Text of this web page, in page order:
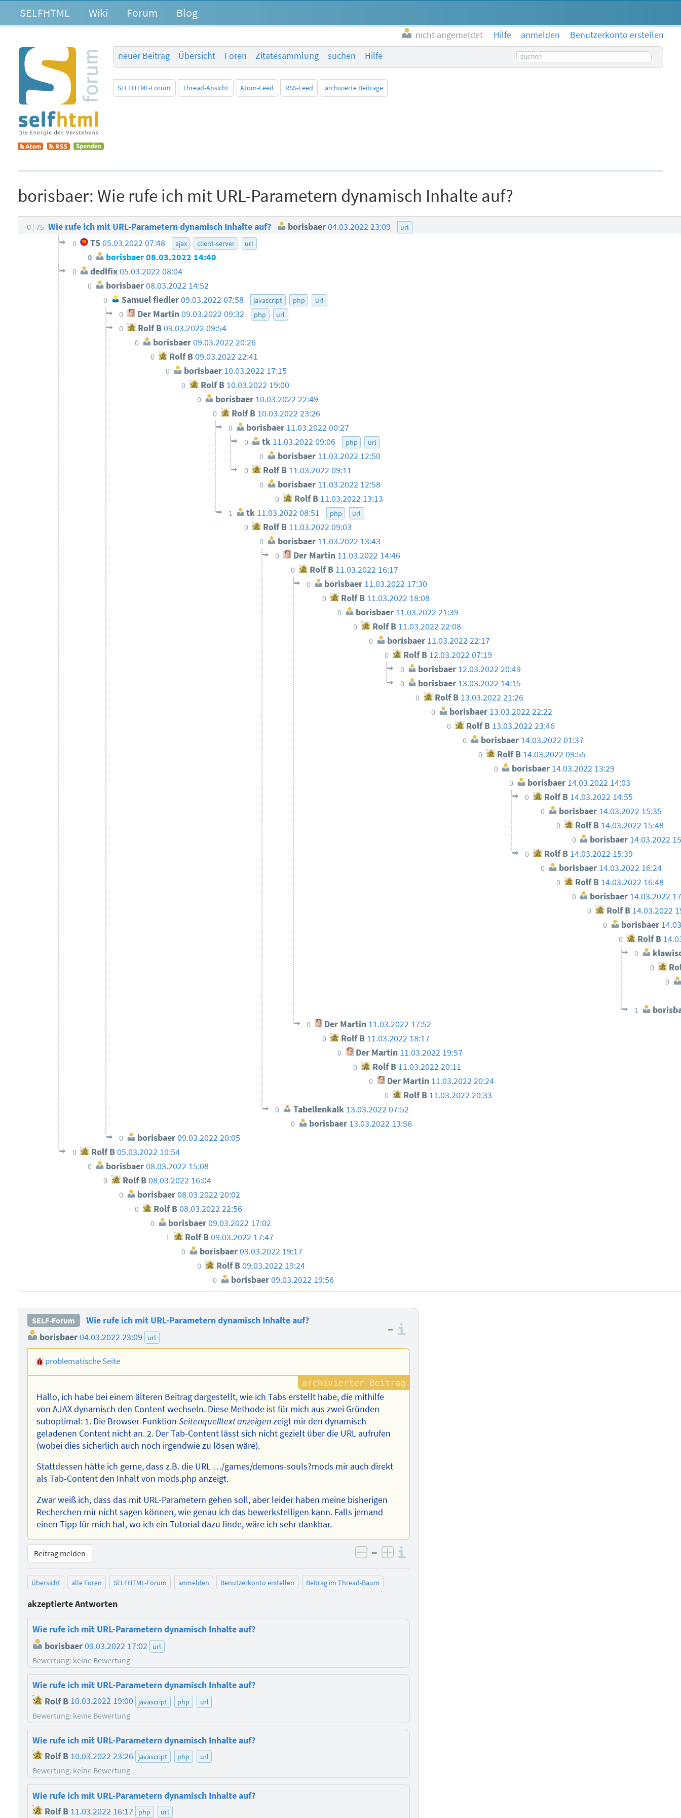
SELFHTML Wiki Forum Blog
nicht angemeldet Hilfe anmelden
Benutzerkonto erstellen
neuer Beitrag
Übersicht Foren Zitatesammlung suchen Hilfe Suchbegriff
SELFHTML-Forum Thread-Ansicht Atom-Feed RSS-Feed archivierte Beiträge
borisbaer: Wie rufe ich mit URL-Parametern dynamisch Inhalte auf?
0 75 Wie rufe ich mit URL-Parametern dynamisch Inhalte auf? borisbaer04.03.2022 23:09 url
0 TS05.03.2022 07:48 ajax client-server url
0 borisbaer08.03.2022 14:40
0 dedlfix05.03.2022 08:04
0 borisbaer08.03.2022 14:52
0 Samuel fiedler09.03.2022 07:58 javascript php url
0 Der Martin09.03.2022 09:32 php url
0 Rolf B 09.03.2022 09:54
0 borisbaer 09.03.2022 20:26
0 Rolf B09.03.2022 22:41
0 borisbaer 10.03.2022 17:15
0 Rolf B 10.03.2022 19:00
0 borisbaer 10.03.2022 22:49
0 Rolf B 10.03.2022 23:26
0 borisbaer 11.03.2022 00:27
0 tk 11.03.2022 09:06 php url
0 borisbaer 11.03.2022 12:50
0 Rolf B 11.03.2022 09:11
0 borisbaer 11.03.2022 12:58
0 Rolf B 11.03.2022 13:13
1 tk 11.03.2022 08:51 php url
0 Rolf B 11.03.2022 09:03
0 borisbaer 11.03.2022 13:43
0 Der Martin 11.03.2022 14:46
0 Rolf B 11.03.2022 16:17
0 borisbaer 11.03.2022 17:30
0 Rolf B 11.03.2022 18:08
0 borisbaer 11.03.2022 21:39
0 Rolf B 11.03.2022 22:08
0 borisbaer 11.03.2022 22:17
0 Rolf B 12.03.2022 07:19
0 borisbaer 12.03.2022 20:49
0 borisbaer 13.03.2022 14:15
0 Rolf B 13.03.2022 21:26
0 borisbaer 13.03.2022 22:22
0 Rolf B 13.03.2022 23:46
0 borisbaer 14.03.2022 01:37
0 Rolf B 14.03.2022 09:55
0 borisbaer 14.03.2022 13:29
0 borisbaer 14.03.2022 14:03
0 Rolf B 14.03.2022 14:55
0 borisbaer 14.03.2022 15:35
0 Rolf B 14.03.2022 15:48
0 borisbaer 14.03.2022
0 Rolf B 14.03.2022 15:39
0 borisbaer 14.03.2022 16:24
0 Rolf B 14.03.2022 16:48
0 borisbaer 14.03.2022
0 Rolf B 14.03.2022
0 borisbaer
0 Rolf B
0
0
0
1
0 Der Martin 11.03.2022 17:52
0 Rolf B 11.03.2022 18:17
0 Der Martin 11.03.2022 19:57
0 Rolf B 11.03.2022 20:11
0 Der Martin 11.03.2022 20:24
0 Rolf B 11.03.2022 20:33
0 Tabellenkalk 13.03.2022 07:52
0 borisbaer 13.03.2022 13:56
0 borisbaer09.03.2022 20:05
0 Rolf B05.03.2022 10:54
0 borisbaer08.03.2022 15:08
0 Rolf B08.03.2022 16:04
0 borisbaer08.03.2022 20:02
0 Rolf B08.03.2022 22:56
0 borisbaer09.03.2022 17:02
1 Rolf B09.03.2022 17:47
0 borisbaer09.03.2022 19:17
0 Rolf B 09.03.2022 19:24
0 borisbaer09.03.2022 19:56
SELF-Forum
Wie rufe ich mit URL-Parametern dynamisch Inhalte auf?
borisbaer04.03.2022 23:09 url
–
problematische Seite
Hallo, ich habe bei einem älteren Beitrag dargestellt, wie ich Tabs erstellt habe, die mithilfe
von AJAX dynamisch den Content wechseln. Diese Methode ist für mich aus zwei Gründen
suboptimal: 1. Die Browser-FunktionSeitenquelltext anzeigenzeigt mir den dynamisch
geladenen Content nicht an. 2. Der Tab-Content lässt sich nicht gezielt über die URL aufrufen
(wobei dies sicherlich auch noch irgendwie zu lösen wäre).
Stattdessen hätte ich gerne, dass z.B. die URL …/games/demons-souls?mods mir auch direkt
als Tab-Content den Inhalt von mods.php anzeigt.
Zwar weiß ich, dass das mit URL-Parametern gehen soll, aber leider haben meine bisherigen
Recherchen mir nicht sagen können, wie genau ich das bewerkstelligen kann. Falls jemand
einen Tipp für mich hat, wo ich ein Tutorial dazu finde, wäre ich sehr dankbar.
Beitrag melden negativ bewerten
– positiv bewerten
Übersicht alle Foren SELFHTML-Forum anmelden Benutzerkonto erstellen Beitrag im Thread-Baum
akzeptierte Antworten
Wie rufe ich mit URL-Parametern dynamisch Inhalte auf?
borisbaer 09.03.2022 17:02 url
Bewertung: keine Bewertung
Wie rufe ich mit URL-Parametern dynamisch Inhalte auf?
Rolf B 10.03.2022 19:00 javascript php url
Bewertung: keine Bewertung
Wie rufe ich mit URL-Parametern dynamisch Inhalte auf?
Rolf B 10.03.2022 23:26 javascript php url
Bewertung: keine Bewertung
Wie rufe ich mit URL-Parametern dynamisch Inhalte auf?
Rolf B 11.03.2022 16:17 php url